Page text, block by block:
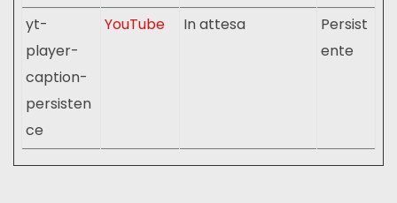
yt-
player-
caption-
persisten
ce
YouTube In attesa
Persist
ente